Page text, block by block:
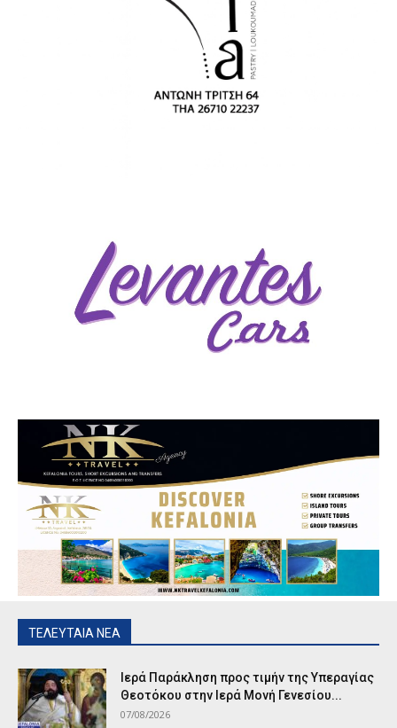
ΤΕΛΕΥΤΑΙΑ ΝΕΑ
Ιερά Παράκληση προς τιμήν της Υπεραγίας
Θεοτόκου στην Ιερά Μονή Γενεσίου...
07/08/2026